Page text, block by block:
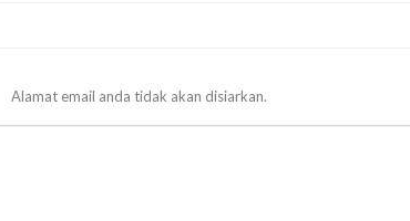
Alamat email anda tidak akan disiarkan.